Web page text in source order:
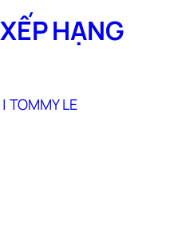
HẠNG
TOMMY LE